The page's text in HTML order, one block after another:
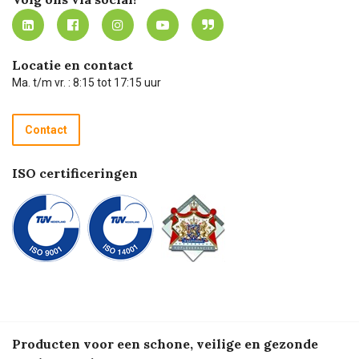
MVO
Mijn Carel Lurvink instructievideo's
Carel Lurvink App
Hulp op afstand
Technische dienst
Recycle programma
Betalen
Tevreden klanten
Carel Lurvink Blog
Carel de podcast
Locatie en contact
Ma. t/m vr. : 8:15 tot 17:15 uur
Contact
ISO certificeringen
Producten voor een schone, veilige en gezonde